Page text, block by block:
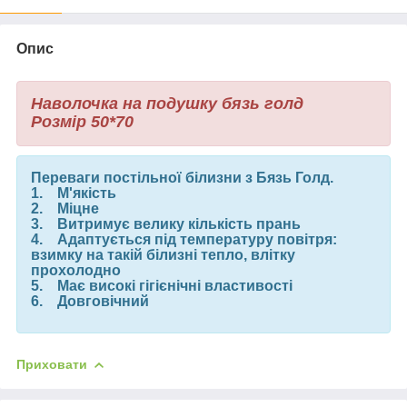
Опис
Наволочка на подушку бязь голд
Розмір 50*70
Переваги постільної білизни з Бязь Голд.
1. М'якість
2. Міцне
3. Витримує велику кількість прань
4. Адаптується під температуру повітря:
взимку на такій білизні тепло, влітку
прохолодно
5. Має високі гігієнічні властивості
6. Довговічний
Приховати